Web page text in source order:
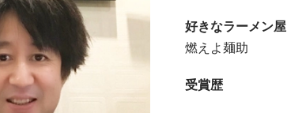
好きなラーメン屋
燃えよ麺助
受賞歴